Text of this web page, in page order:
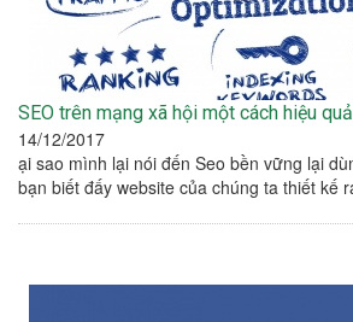
SEO trên mạng xã hội một cách hiệu
14/12/2017
ại sao mình lại nói đến Seo bền vững lại
bạn biết đấy website của chúng ta thiết kế